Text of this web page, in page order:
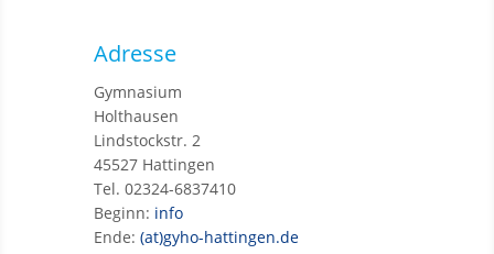
Adresse
Gymnasium
Holthausen
Lindstockstr. 2
45527 Hattingen
Tel. 02324-6837410
Beginn: info
Ende: (at)gyho-hattingen.de